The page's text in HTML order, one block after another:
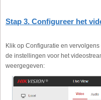
Stap 3. Configureer het
Klik op Configuratie en
de instellingen voor het
weergegeven: